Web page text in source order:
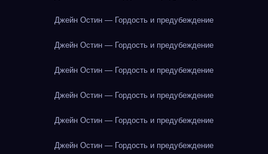
Джейн Остин — Гордость и предубеждение
Джейн Остин — Гордость и предубеждение
Джейн Остин — Гордость и предубеждение
Джейн Остин — Гордость и предубеждение
Джейн Остин — Гордость и предубеждение
Джейн Остин — Гордость и предубеждение